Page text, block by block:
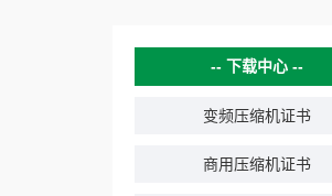
下载中心
变频压缩机证书
商用压缩机证书